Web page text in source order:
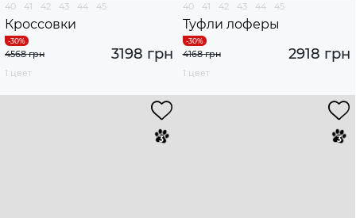
40 41 42 43 44 45
Кроссовки
3198 грн
4568 грн
1 цвет
40 41 42 43 44 45
Туфли лоферы
2918 грн
4168 грн
1 цвет